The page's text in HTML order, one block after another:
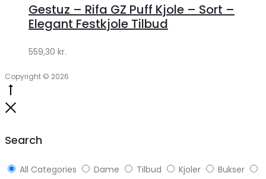
Lykke
by
Lykke
Gestuz – Rifa GZ Puff Kjole – Sort –
Elegant Festkjole Tilbud
559,30 kr.
Copyright © 2026
Search
All Categories Dame Tilbud Kjoler
Bukser